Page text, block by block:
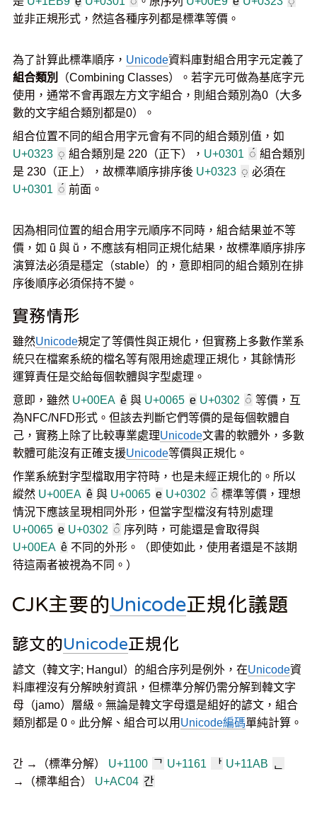
並非正規形式，然這各種序列都是標準等價。
為了計算此標準順序， Unicode資料庫對組合用字元定義了
組合類別
（Combining Classes）。若字元可做為基底字元
使用，通常不會再跟左方文字組合，則組合類別為0（大多
數的文字組合類別都是0）。
組合位置不同的組合用字元會有不同的組合類別值，如
U+0323 ◌̣ 組合類別是 220（正下）， U+0301 ◌́ 組合類別
是 230（正上），故標準順序排序後 U+0323 ◌̣ 必須在
U+0301 ◌́ 前面。
因為相同位置的組合用字元順序不同時，組合結果並不等
價，如 ǖ 與 ṻ，不應該有相同正規化結果，故標準順序排序
演算法必須是穩定（stable）的，意即相同的組合類別在排
序後順序必須保持不變。
實務情形
雖然Unicode規定了等價性與正規化，但實務上多數作業系
統只在檔案系統的檔名等有限用途處理正規化，其餘情形
運算責任是交給每個軟體與字型處理。
意即，雖然 U+00EA ê 與 U+0065 e U+0302 ◌̂ 等價，互
為NFC/NFD形式。但該去判斷它們等價的是每個軟體自
己，實務上除了比較專業處理Unicode文書的軟體外，多數
軟體可能沒有正確支援Unicode等價與正規化。
作業系統對字型檔取用字符時，也是未經正規化的。所以
縱然 U+00EA ê 與 U+0065 e U+0302 ◌̂ 標準等價，理想
情況下應該呈現相同外形，但當字型檔沒有特別處理
U+0065 e U+0302 ◌̂ 序列時，可能還是會取得與
U+00EA ê 不同的外形。（即使如此，使用者還是不該期
待這兩者被視為不同。）
CJK主要的Unicode正規化議題
諺文的Unicode正規化
諺文（韓文字; Hangul）的組合序列是例外，在Unicode資
料庫裡沒有分解映射資訊，但標準分解仍需分解到韓文字
母（jamo）層級。無論是韓文字母還是組好的諺文，組合
類別都是 0。此分解、組合可以用 Unicode編碼單純計算。
간 →（標準分解） U+1100 ᄀ U+1161 ᅡ U+11AB ᆫ
→（標準組合） U+AC04 간